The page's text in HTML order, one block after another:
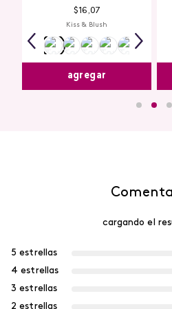
$16,07
Kiss & Blush
agregar
cargando el
5 estrellas
4 estrellas
3 estrellas
2 estrellas